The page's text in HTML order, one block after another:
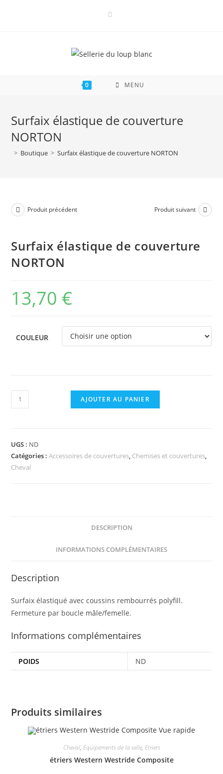
0 MENU
Surfaix élastique de couverture
NORTON
> Boutique > Surfaix élastique de couverture NORTON
Produit précédent Produit suivant
Surfaix élastique de couverture
NORTON
13,70 €
COULEUR
quantité
de
de
couverture
NORTON
AJOUTER AU PANIER
UGS : ND
Catégories :Accessoires de couvertures Chemises et couvertures
Cheval
DESCRIPTION
INFORMATIONS COMPLÉMENTAIRES
Description
Surfaix élastiqué avec coussins rembourrés polyfill.
Fermeture par boucle mâle/femelle.
Informations complémentaires
POIDS ND
Produits similaires
Vue rapide
Cheval, Equipements de la selle, Etriers
étriers Western Westride Composite